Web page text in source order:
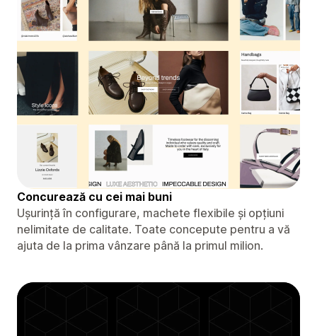
Concurează cu cei mai buni
Ușurință în configurare, machete flexibile și opțiuni
nelimitate de calitate. Toate concepute pentru a vă
ajuta de la prima vânzare până la primul milion.